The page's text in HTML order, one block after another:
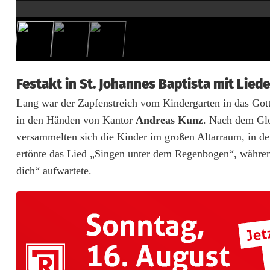
J
a
h
r
e
D
i
Festakt in St. Johannes Baptista mit
Lang war der Zapfenstreich vom Kindergarten in das
in den Händen von Kantor Andreas Kunz. Nach dem
versammelten sich die Kinder im großen Altarraum, in
ertönte das Lied „Singen unter dem Regenbogen“,
dich“ aufwartete.